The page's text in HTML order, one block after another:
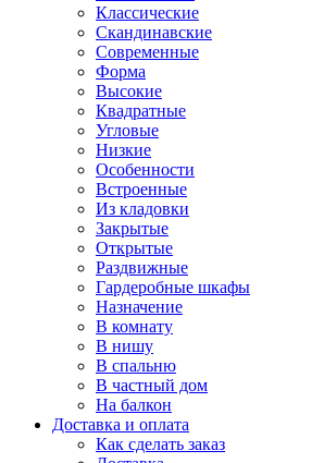
Классические
Скандинавские
Современные
Форма
Высокие
Квадратные
Угловые
Низкие
Особенности
Встроенные
Из кладовки
Закрытые
Открытые
Раздвижные
Гардеробные шкафы
Назначение
В комнату
В нишу
В спальню
В частный дом
На балкон
Доставка и оплата
Как сделать заказ